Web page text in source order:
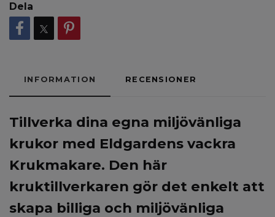
Dela
INFORMATION RECENSIONER
Tillverka dina egna miljövänliga
krukor med Eldgardens vackra
Krukmakare. Den här
kruktillverkaren gör det enkelt att
skapa billiga och miljövänliga